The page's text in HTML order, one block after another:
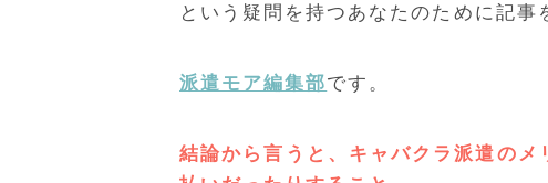
という疑問を持つあなたのために記事
派遣モア編集部です。
結論から言うと、キャバクラ派遣の